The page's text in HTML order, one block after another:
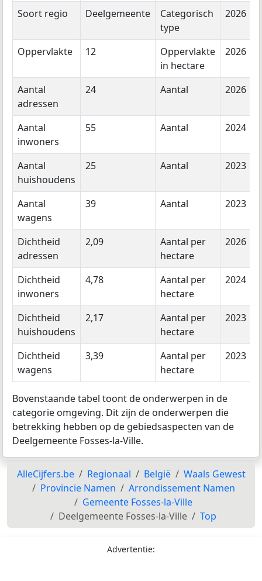
Soort regio Deelgemeente
Categorisch
type
2026
Oppervlakte 12
Oppervlakte
in hectare
2026
Aantal
adressen
24 Aantal 2026
Aantal
inwoners
55 Aantal 2024
Aantal
huishoudens
25 Aantal 2023
Aantal
wagens
39 Aantal 2023
Dichtheid
adressen
2,09
Aantal per
hectare
2026
Dichtheid
inwoners
4,78
Aantal per
hectare
2024
Dichtheid
huishoudens
2,17
Aantal per
hectare
2023
Dichtheid
wagens
3,39
Aantal per
hectare
2023
Bovenstaande tabel toont de onderwerpen in de
categorie omgeving. Dit zijn de onderwerpen die
betrekking hebben op de gebiedsaspecten van de
Deelgemeente Fosses-la-Ville.
AlleCijfers.be Regionaal België
Waals Gewest
Provincie Namen
Arrondissement Namen
Gemeente Fosses-la-Ville
Deelgemeente Fosses-la-Ville
Top
Advertentie: